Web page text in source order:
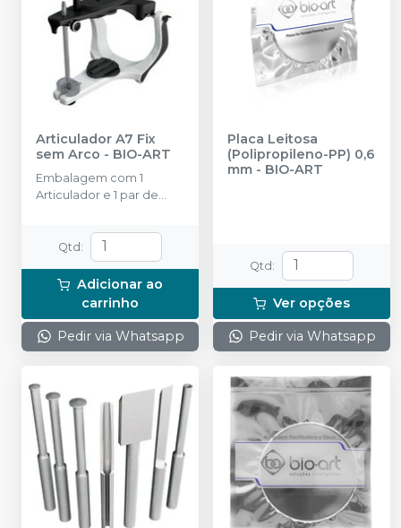
Articulador A7 Fix
sem Arco - BIO-ART
Embalagem com 1
Articulador e 1 par de
Qtd :
Adicionar ao
carrinho
Pedir via Whatsapp
Placa Leitosa
(Polipropileno-PP) 0,6
mm - BIO-ART
Qtd :
Ver opções
Pedir via Whatsapp